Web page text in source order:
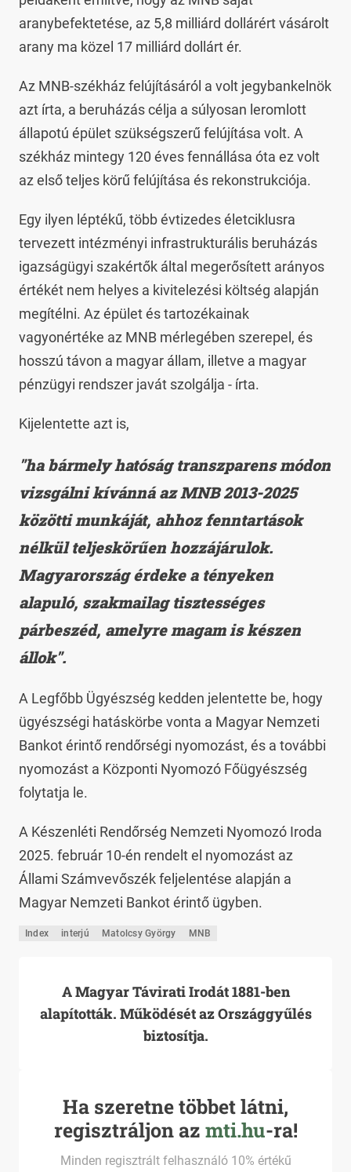
aranybefektetése, az 5,8 milliárd dollárért vásárolt
arany ma közel 17 milliárd dollárt ér.
Az MNB-székház felújításáról a volt jegybankelnök
azt írta, a beruházás célja a súlyosan leromlott
állapotú épület szükségszerű felújítása volt. A
székház mintegy 120 éves fennállása óta ez volt
az első teljes körű felújítása és rekonstrukciója.
Egy ilyen léptékű, több évtizedes életciklusra
tervezett intézményi infrastrukturális beruházás
igazságügyi szakértők által megerősített arányos
értékét nem helyes a kivitelezési költség alapján
megítélni. Az épület és tartozékainak
vagyonértéke az MNB mérlegében szerepel, és
hosszú távon a magyar állam, illetve a magyar
pénzügyi rendszer javát szolgálja - írta.
Kijelentette azt is,
"ha bármely hatóság transzparens módon
vizsgálni kívánná az MNB 2013-2025
közötti munkáját, ahhoz fenntartások
nélkül teljeskörűen hozzájárulok.
Magyarország érdeke a tényeken
alapuló, szakmailag tisztességes
párbeszéd, amelyre magam is készen
állok".
A Legfőbb Ügyészség kedden jelentette be, hogy
ügyészségi hatáskörbe vonta a Magyar Nemzeti
Bankot érintő rendőrségi nyomozást, és a további
nyomozást a Központi Nyomozó Főügyészség
folytatja le.
A Készenléti Rendőrség Nemzeti Nyomozó Iroda
2025. február 10-én rendelt el nyomozást az
Állami Számvevőszék feljelentése alapján a
Magyar Nemzeti Bankot érintő ügyben.
Index interjú Matolcsy György MNB
A Magyar Távirati Irodát 1881-ben
alapították. Működését az Országgyűlés
biztosítja.
Ha szeretne többet látni,
regisztráljon az mti.hu-ra!
Minden regisztrált felhasználó 10% értékű